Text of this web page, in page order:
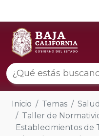
Inicio Temas
Salud
Taller de
Establecimientos de